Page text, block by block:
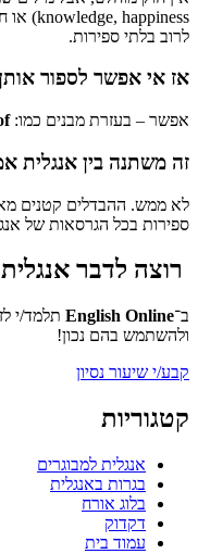
לרוב בלתי ספירות.
אז אי אפשר לספור
אפשר – בעזרת מבנים כמו:
זה משתנה בין אנגלית
לא ממש. ההבדלים קטנים
ספירות בכל הגרסאות של
רוצה לדבר אנגלית
ב־English Online תלמד/י
ולהשתמש בהם נכון!
קבע/י שיעור נסיון
קטגוריות
אנגלית למבוגרים
בגרות באנגלית
בלוג אורח
דקדוק
עמוד בית